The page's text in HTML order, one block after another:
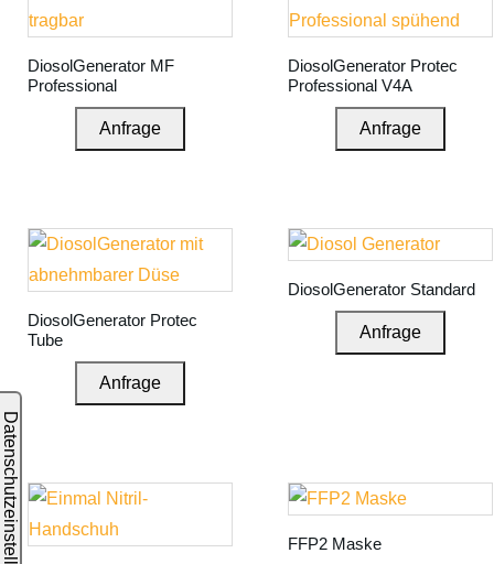
DiosolGenerator MF
Professional
Anfrage
DiosolGenerator Protec
Professional V4A
Anfrage
DiosolGenerator Protec
Tube
Anfrage
DiosolGenerator Standard
Anfrage
FFP2 Maske